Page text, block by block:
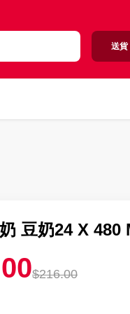
送貨
豆奶24 X 480
$216.00